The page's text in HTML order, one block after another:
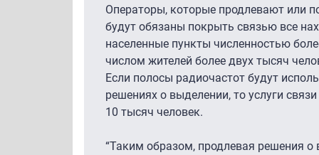
Операторы, которые продлевают или
будут обязаны покрыть связью все
населенные пункты численностью
числом жителей более двух тысяч
Если полосы радиочастот будут
решениях о выделении, то услуги
10 тысяч человек.
“Таким образом, продлевая решения о